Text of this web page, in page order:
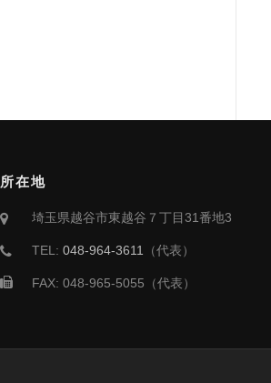
所在地
埼玉県越谷市東越谷７丁目31番地3
TEL: 048-964-3611 （代表）
FAX: 048-965-5055（代表）